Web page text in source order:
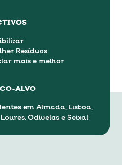
Resíduos
mais e melhor
ALVO
em Almada, Lisboa,
Odivelas e Seixal